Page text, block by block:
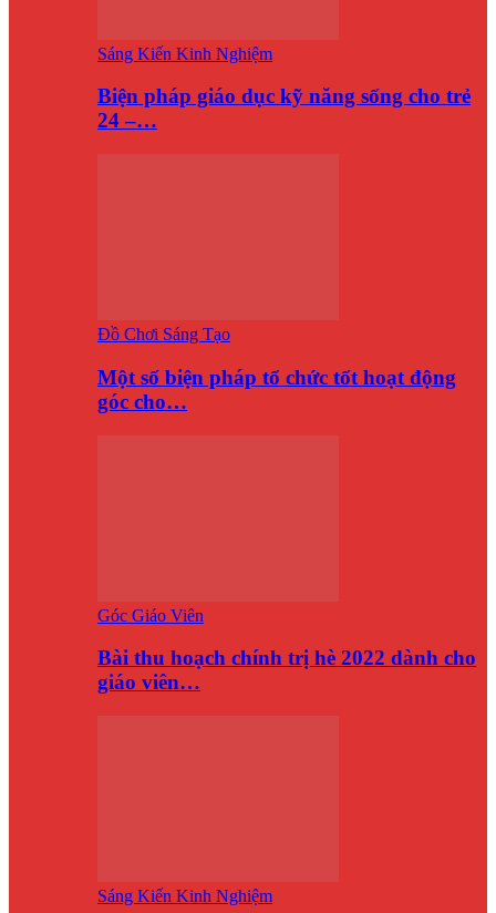
Sáng Kiến Kinh Nghiệm
Biện pháp giáo dục kỹ năng sống cho trẻ
24 –…
Đồ Chơi Sáng Tạo
Một số biện pháp tổ chức tốt hoạt động
góc cho…
Góc Giáo Viên
Bài thu hoạch chính trị hè 2022 dành cho
giáo viên…
Sáng Kiến Kinh Nghiệm